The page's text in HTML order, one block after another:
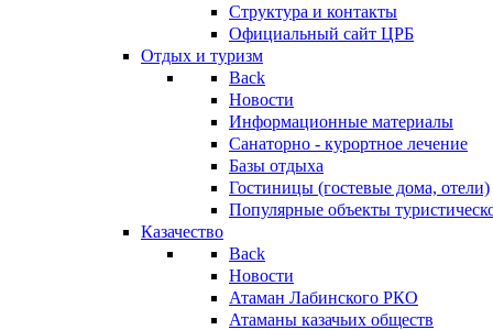
Структура и контакты
Официальный сайт ЦРБ
Отдых и туризм
Back
Новости
Информационные материалы
Санаторно - курортное лечение
Базы отдыха
Гостиницы (гостевые дома, отели)
Популярные объекты
Казачество
Back
Новости
Атаман Лабинского РКО
Атаманы казачьих обществ